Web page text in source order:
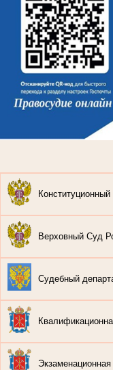
Верховный Суд
Судебный